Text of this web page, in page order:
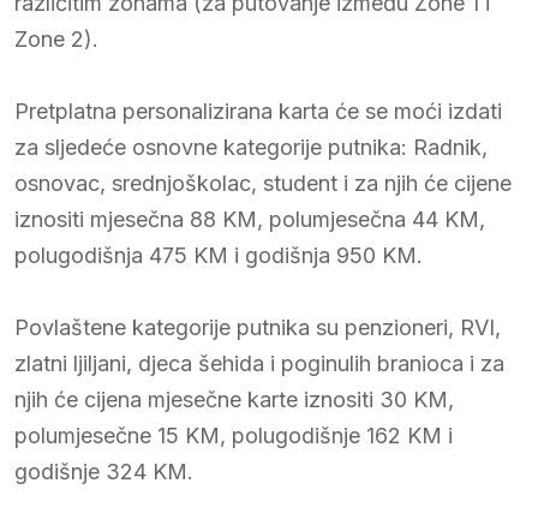
Zone 2).
Pretplatna personalizirana karta će se moći izdati
za sljedeće osnovne kategorije putnika: Radnik,
osnovac, srednjoškolac, student i za njih će cijene
iznositi mjesečna 88 KM, polumjesečna 44 KM,
polugodišnja 475 KM i godišnja 950 KM.
Povlaštene kategorije putnika su penzioneri, RVI,
zlatni ljiljani, djeca šehida i poginulih branioca i za
njih će cijena mjesečne karte iznositi 30 KM,
polumjesečne 15 KM, polugodišnje 162 KM i
godišnje 324 KM.